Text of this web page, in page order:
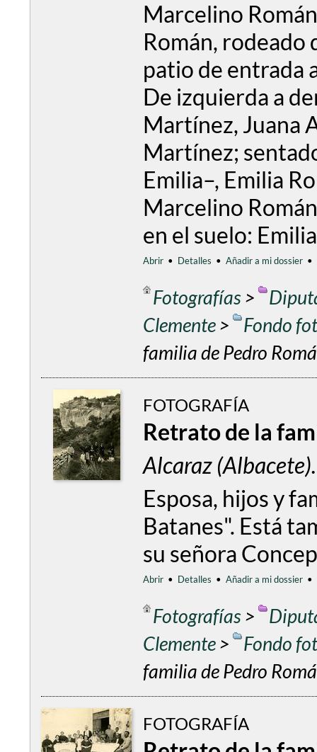
Marcelino
Román, rodeado
patio de entrada
De izquierda a
Martínez, Juana
Martínez;
Emilia–, Emilia
Marcelino
en el suelo:
Abrir • Detalles • Añadir a mi dossier •
Fotografías>
Clemente>
Fondo
familia de Pedro
FOTOGRAFÍA
Retrato de la
Alcaraz
Esposa, hijos y
Batanes". Está
su señora
Abrir • Detalles • Añadir a mi dossier •
Fotografías>
Clemente>
Fondo
familia de Pedro
FOTOGRAFÍA